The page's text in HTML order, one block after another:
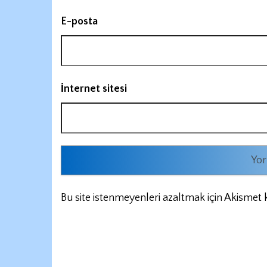
E-posta
İnternet sitesi
Bu site istenmeyenleri azaltmak için Akismet